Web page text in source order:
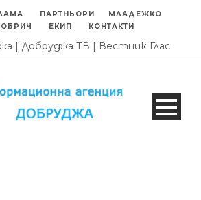
ПАРТНЬОРИ
МЛАДЕЖКО
ЕКИП КОНТАКТИ
| Добруджа ТВ | Вестник Глас